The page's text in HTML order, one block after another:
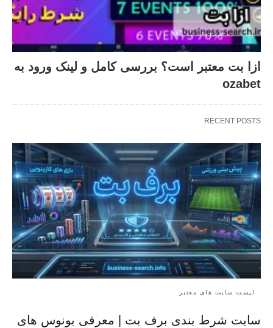
ازا بت معتبر است؟ بررسی کامل و لینک ورود به
ozabet
RECENT POSTS
لیست سایت های معتبر
سایت شرط بندی برف بت | معرفی بونوس‌ های